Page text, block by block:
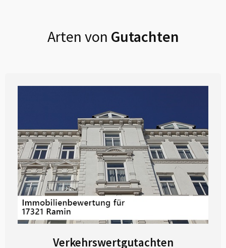
Arten von Gutachten
Verkehrswertgutachten